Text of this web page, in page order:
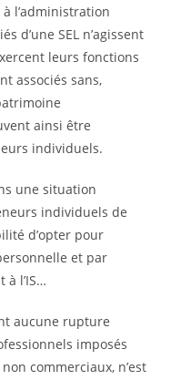
l’administration
d’une SEL n’agissent
leurs fonctions
associés sans,
ainsi être
individuels.
une situation
individuels de
d’opter pour
et par
à l’IS…
aucune rupture
imposés
commerciaux, n’est